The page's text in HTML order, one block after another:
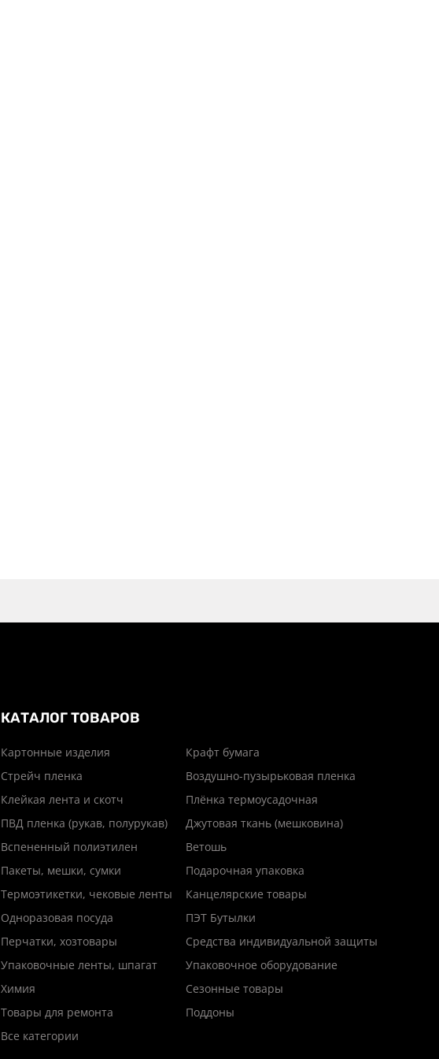
КАТАЛОГ ТОВАРОВ
Картонные изделия
Крафт бумага
Стрейч пленка
Воздушно-пузырьковая пленка
Клейкая лента и скотч
Плёнка термоусадочная
ПВД пленка (рукав, полурукав)
Джутовая ткань (мешковина)
Вспененный полиэтилен
Ветошь
Пакеты, мешки, сумки
Подарочная упаковка
Термоэтикетки, чековые ленты
Канцелярские товары
Одноразовая посуда
ПЭТ Бутылки
Перчатки, хозтовары
Средства индивидуальной защиты
Упаковочные ленты, шпагат
Упаковочное оборудование
Химия
Сезонные товары
Товары для ремонта
Поддоны
Все категории